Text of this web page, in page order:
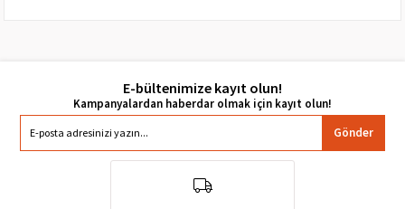
E-bültenimize kayıt olun!
Gönder